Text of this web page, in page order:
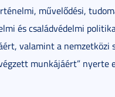
művelődési,
és családvédelmi
valamint a nemzetközi
munkájáért” nyerte